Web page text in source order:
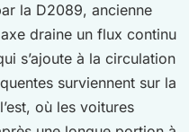
la D2089, ancienne
draine un flux continu
s’ajoute à la circulation
surviennent sur la
où les voitures